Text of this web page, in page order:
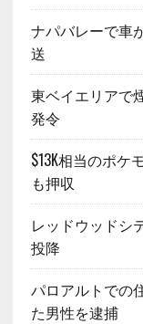
ナパバレーで車
送
東ベイエリアで
発令
$13K相当のポケ
も押収
レッドウッドシ
投降
パロアルトでの
た男性を逮捕